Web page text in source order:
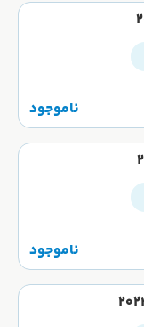
ناموجود
ناموجود